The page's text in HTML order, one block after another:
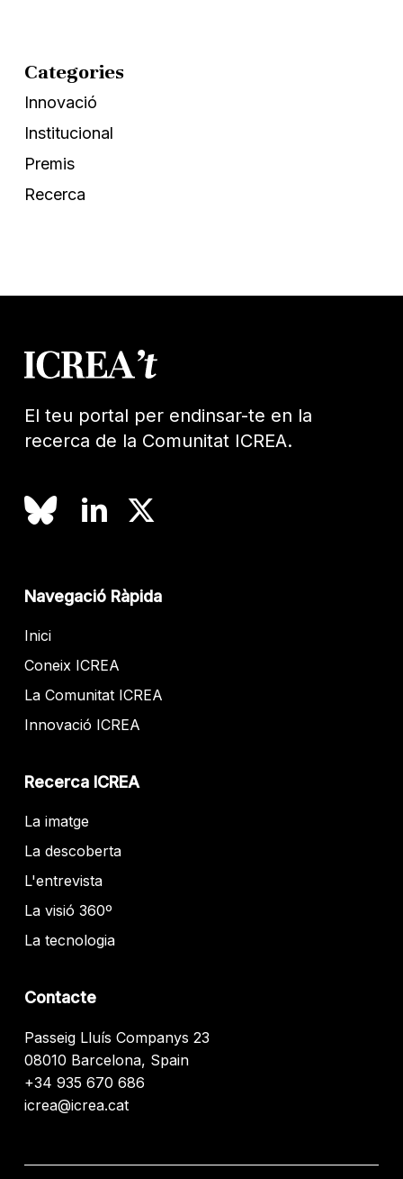
Categories
Innovació
Institucional
Premis
Recerca
El teu portal per endinsar-te en la
recerca de la Comunitat ICREA.
Navegació Ràpida
Inici
Coneix ICREA
La Comunitat ICREA
Innovació ICREA
Recerca ICREA
La imatge
La descoberta
L'entrevista
La visió 360º
La tecnologia
Contacte
Passeig Lluís Companys 23
08010 Barcelona, Spain
+34 935 670 686
icrea@icrea.cat